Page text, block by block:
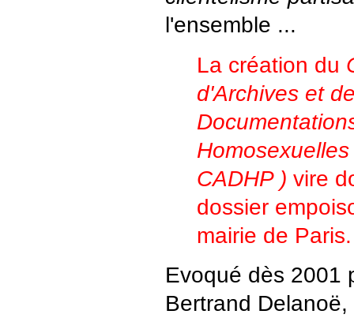
l'ensemble ...
La création du
d'Archives et
CADHP ) vire
dossier
mairie de Paris.
Evoqué dès 2001
Bertrand